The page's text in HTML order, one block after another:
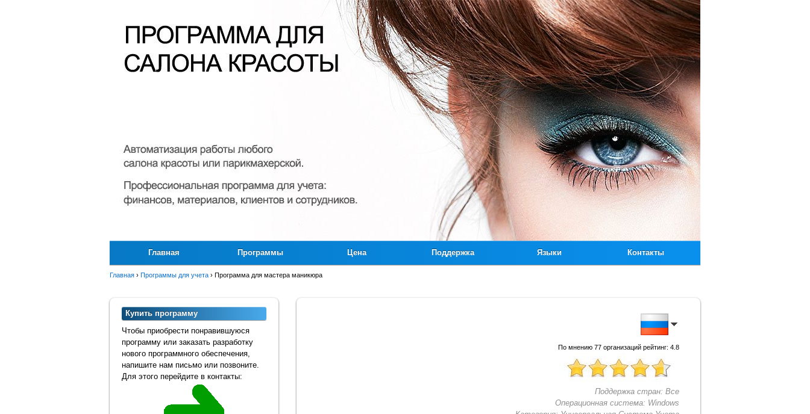
Главная Программы Цена Поддержка Языки Контакты
Главная › Программы для учета › Программа для мастера маникюра
По мнению 77 организаций рейтинг: 4.8
Поддержка стран: Все
Операционная система: Windows
Купить программу
Чтобы приобрести понравившуюся
программу или заказать разработку
нового программного обеспечения,
напишите нам письмо или позвоните.
Для этого перейдите в контакты: